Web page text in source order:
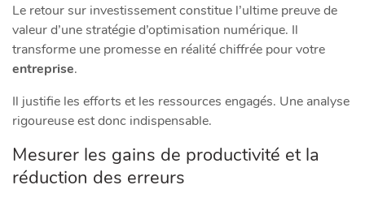
Le retour sur investissement constitue l’ultime preuve de
valeur d’une stratégie d’optimisation numérique. Il
transforme une promesse en réalité chiffrée pour votre
entreprise.
Il justifie les efforts et les ressources engagés. Une analyse
rigoureuse est donc indispensable.
Mesurer les gains de productivité et la
réduction des erreurs